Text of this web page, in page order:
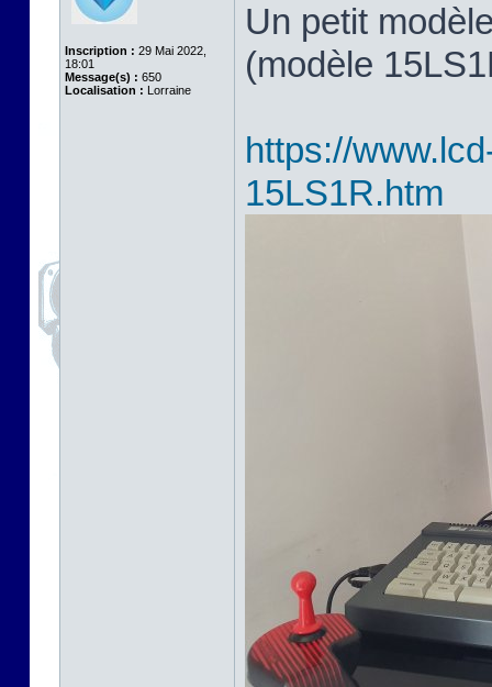
Inscription : 29 Mai 2022,
18:01
Message(s) : 650
Localisation : Lorraine
Un petit
(modèle
https://
15LS1R.htm